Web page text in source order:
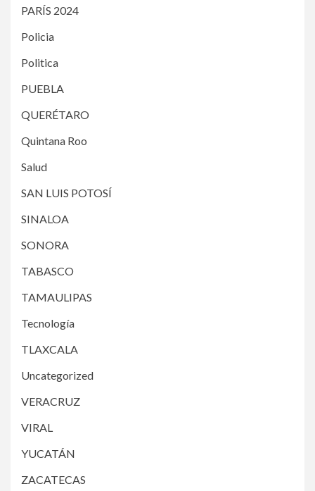
PARÍS 2024
Policia
Politica
PUEBLA
QUERÉTARO
Quintana Roo
Salud
SAN LUIS POTOSÍ
SINALOA
SONORA
TABASCO
TAMAULIPAS
Tecnología
TLAXCALA
Uncategorized
VERACRUZ
VIRAL
YUCATÁN
ZACATECAS